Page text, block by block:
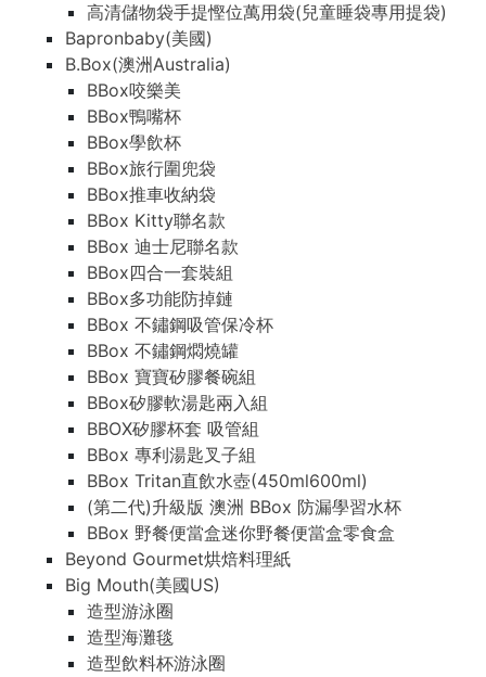
高清儲物袋手提慳位萬用袋(兒童睡袋專用提袋)
Bapronbaby(美國)
B.Box(澳洲Australia)
BBox咬樂美
BBox鴨嘴杯
BBox學飲杯
BBox旅行圍兜袋
BBox推車收納袋
BBox Kitty聯名款
BBox 迪士尼聯名款
BBox四合一套裝組
BBox多功能防掉鏈
BBox 不鏽鋼吸管保冷杯
BBox 不鏽鋼燜燒罐
BBox 寶寶矽膠餐碗組
BBox矽膠軟湯匙兩入組
BBOX矽膠杯套 吸管組
BBox 專利湯匙叉子組
BBox Tritan直飲水壺(450ml600ml)
(第二代)升級版 澳洲 BBox 防漏學習水杯
BBox 野餐便當盒迷你野餐便當盒零食盒
Beyond Gourmet烘焙料理紙
Big Mouth(美國US)
造型游泳圈
造型海灘毯
造型飲料杯游泳圈